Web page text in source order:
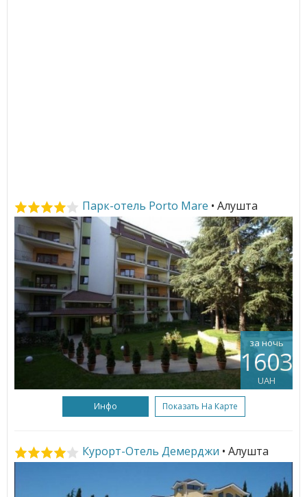
Парк-отель Porto Mare • Алушта
за ночь
1603
UAH
Инфо Показать На Карте
Курорт-Отель Демерджи • Алушта